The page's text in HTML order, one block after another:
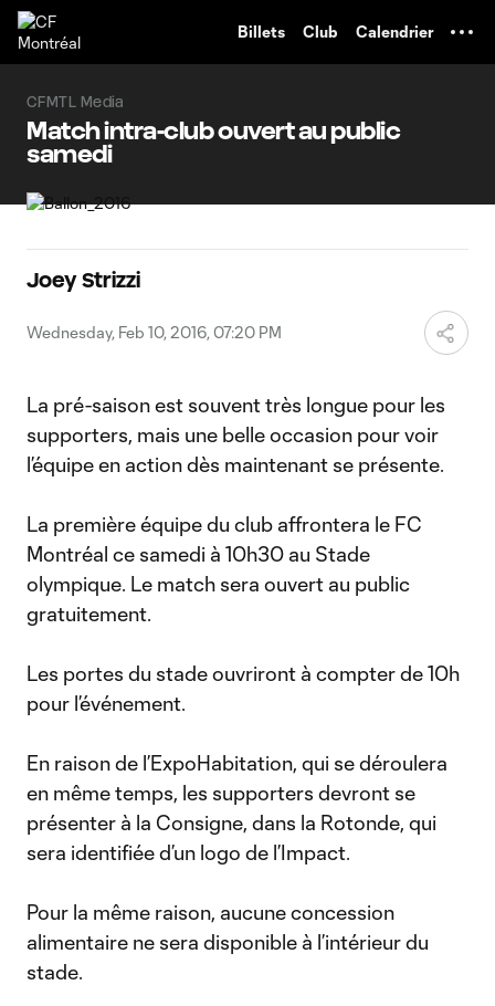
Billets Club Calendrier
CFMTL Media
Match intra-club ouvert au public
samedi
Joey Strizzi
Wednesday, Feb 10, 2016, 07:20 PM
La pré-saison est souvent très longue pour les
supporters, mais une belle occasion pour voir
l’équipe en action dès maintenant se présente.
La première équipe du club affrontera le FC
Montréal ce samedi à 10h30 au Stade
olympique. Le match sera ouvert au public
gratuitement.
Les portes du stade ouvriront à compter de 10h
pour l’événement.
En raison de l’ExpoHabitation, qui se déroulera
en même temps, les supporters devront se
présenter à la Consigne, dans la Rotonde, qui
sera identifiée d’un logo de l’Impact.
Pour la même raison, aucune concession
alimentaire ne sera disponible à l’intérieur du
stade.